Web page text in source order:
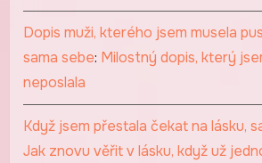
Dopis muži, kterého jsem musela
sama sebe: Milostný dopis, který
neposlala
Když jsem přestala čekat na lásku,
Jak znovu věřit v lásku, když už